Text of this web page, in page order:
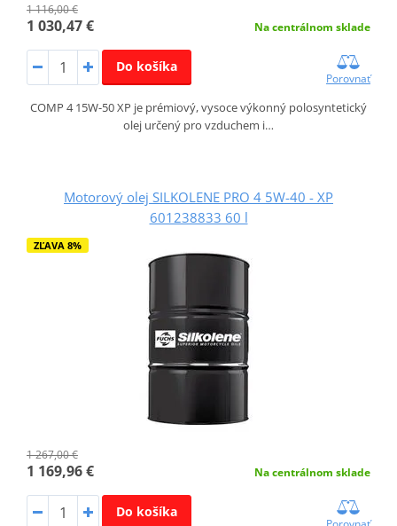
1 116,00 €
1 030,47 € Na centrálnom sklade
Do košíka
Porovnať
COMP 4 15W-50 XP je prémiový, vysoce výkonný polosyntetický
olej určený pro vzduchem i…
Motorový olej SILKOLENE PRO 4 5W-40 - XP
601238833 60 l
ZĽAVA 8%
1 267,00 €
1 169,96 € Na centrálnom sklade
Do košíka